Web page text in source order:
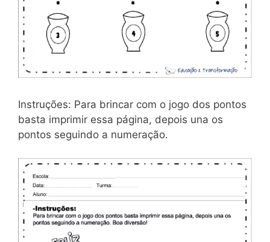
Instruções: Para brincar com o jogo dos pontos
basta imprimir essa página, depois una os
pontos seguindo a numeração.